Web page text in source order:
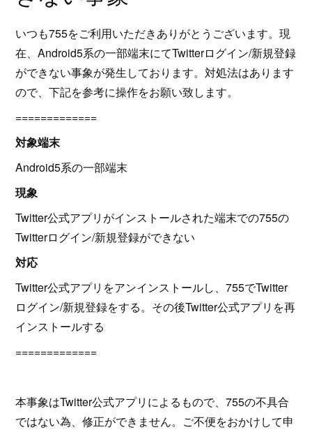
いつも755をご利用いただきありがとうございます。現
在、Android5系の一部端末にてTwitterログイン/新規登録
ができない事象が発生しております。対処法はあります
ので、下記を参考に操作をお願い致します。
=============
対象端末
Android5系の一部端末
現象
Twitter公式アプリがインストールされた端末での755の
Twitterログイン/新規登録ができない
対応
Twitter公式アプリをアンインストールし、755でTwitter
ログイン/新規登録をする。その後Twitter公式アプリを再
インストールする
=============
本事象はTwitter公式アプリによるもので、755の不具合
ではない為、修正ができません。ご不便をおかけして申